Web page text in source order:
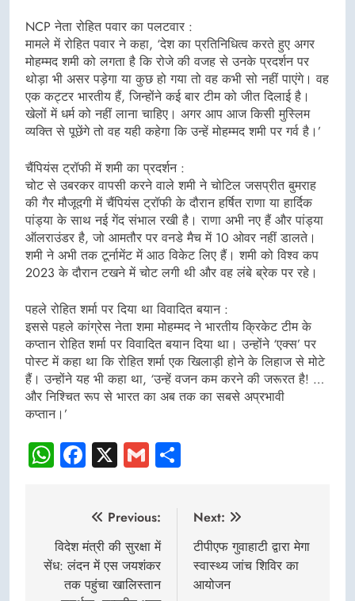
NCP नेता रोहित पवार का पलटवार :
मामले में रोहित पवार ने कहा, ‘देश का प्रतिनिधित्व करते हुए अगर
मोहम्मद शमी को लगता है कि रोजे की वजह से उनके प्रदर्शन पर
थोड़ा भी असर पड़ेगा या कुछ हो गया तो वह कभी सो नहीं पाएंगे। वह
एक कट्टर भारतीय हैं, जिन्होंने कई बार टीम को जीत दिलाई है।
खेलों में धर्म को नहीं लाना चाहिए। अगर आप आज किसी मुस्लिम
व्यक्ति से पूछेंगे तो वह यही कहेगा कि उन्हें मोहम्मद शमी पर गर्व है।’
चैंपियंस ट्रॉफी में शमी का प्रदर्शन :
चोट से उबरकर वापसी करने वाले शमी ने चोटिल जसप्रीत बुमराह
की गैर मौजूदगी में चैंपियंस ट्रॉफी के दौरान हर्षित राणा या हार्दिक
पांड्या के साथ नई गेंद संभाल रखी है। राणा अभी नए हैं और पांड्या
ऑलराउंडर है, जो आमतौर पर वनडे मैच में 10 ओवर नहीं डालते।
शमी ने अभी तक टूर्नामेंट में आठ विकेट लिए हैं। शमी को विश्व कप
2023 के दौरान टखने में चोट लगी थी और वह लंबे ब्रेक पर रहे।
पहले रोहित शर्मा पर दिया था विवादित बयान :
इससे पहले कांग्रेस नेता शमा मोहम्मद ने भारतीय क्रिकेट टीम के
कप्तान रोहित शर्मा पर विवादित बयान दिया था। उन्होंने ‘एक्स’ पर
पोस्ट में कहा था कि रोहित शर्मा एक खिलाड़ी होने के लिहाज से मोटे
हैं। उन्होंने यह भी कहा था, ‘उन्हें वजन कम करने की जरूरत है! …
और निश्चित रूप से भारत का अब तक का सबसे अप्रभावी
कप्तान।’
WhatsApp
Facebook
X Gmail
navigation
Previous:
विदेश मंत्री की सुरक्षा में
सेंध: लंदन में एस जयशंकर
तक पहुंचा खालिस्तान
Next:
टीपीएफ गुवाहाटी द्वारा मेगा
स्वास्थ्य जांच शिविर का
आयोजन